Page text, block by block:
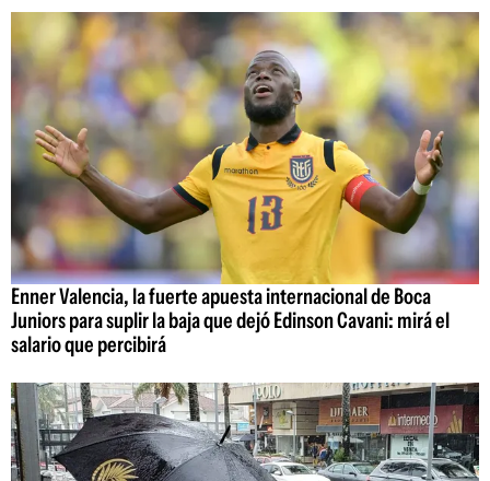
Enner Valencia, la fuerte apuesta internacional de Boca
Juniors para suplir la baja que dejó Edinson Cavani: mirá el
salario que percibirá